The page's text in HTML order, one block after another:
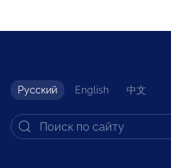
Русский English 中文